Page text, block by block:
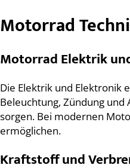
Motorrad
Motorrad Elektrik
Die Elektrik und Elektronik
Beleuchtung, Zündung
sorgen. Bei modernen
ermöglichen.
Kraftstoff und